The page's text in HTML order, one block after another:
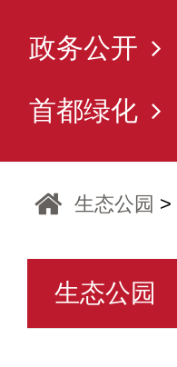
政务公开
首都绿化
生态公园 >
生态公园